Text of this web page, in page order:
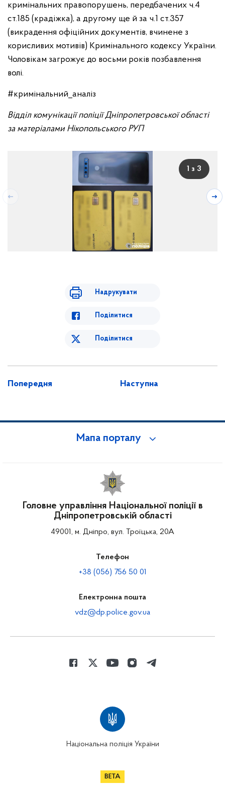
кримінальних правопорушень, передбачених ч.4
ст.185 (крадіжка), а другому ще й за ч.1 ст.357
(викрадення офіційних документів, вчинене з
корисливих мотивів) Кримінального кодексу України.
Чоловікам загрожує до восьми років позбавлення
волі.
#кримінальний_аналіз
Відділ комунікації поліції Дніпропетровської області
за матеріалами Нікопольського РУП
1 з 3
Надрукувати
Поділитися
Поділитися
Попередня Наступна
Мапа порталу
Головне управління Національної поліції в
Дніпропетровській області
49001, м. Дніпро, вул. Троїцька, 20А
Телефон
+38 (056) 756 50 01
Електронна пошта
vdz@dp.police.gov.ua
Національна поліція України